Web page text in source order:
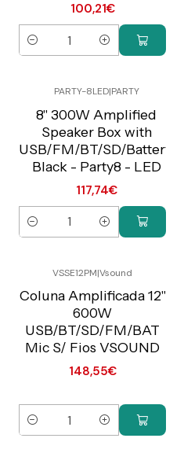
100,21€
Quantity
C/IVA
PARTY-8LED|PARTY
8" 300W Amplified
Speaker Box with
USB/FM/BT/SD/Battery,
Black - Party8 - LED
117,74€
Quantity
C/IVA
VSSE12PM|Vsound
Coluna Amplificada 12"
600W
USB/BT/SD/FM/BAT
Mic S/ Fios VSOUND
148,55€
Quantity